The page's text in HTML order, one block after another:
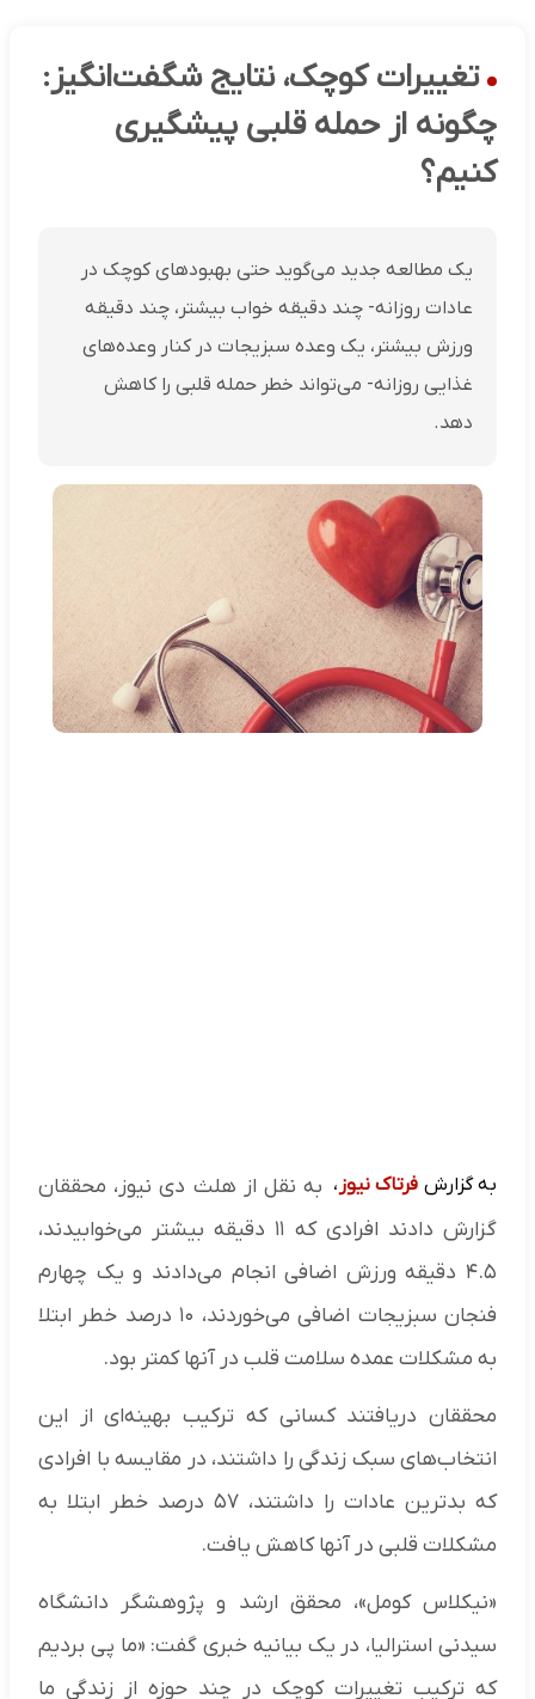
تغییرات کوچک، نتایج شگفت‌انگیز:
چگونه از حمله قلبی پیشگیری
کنیم؟
یک مطالعه جدید می‌گوید حتی بهبودهای کوچک در
عادات روزانه‌- چند دقیقه خواب بیشتر، چند دقیقه
ورزش بیشتر، یک وعده سبزیجات در کنار وعده‌های
غذایی روزانه- می‌تواند خطر حمله قلبی را کاهش
دهد.
به گزارش فرتاک نیوز ، به نقل از هلث دی نیوز، محققان
گزارش دادند افرادی که ۱۱ دقیقه بیشتر می‌خوابیدند،
۴.۵ دقیقه ورزش اضافی انجام می‌دادند و یک چهارم
فنجان سبزیجات اضافی می‌خوردند، ۱۰ درصد خطر ابتلا
به مشکلات عمده سلامت قلب در آنها کمتر بود.
محققان دریافتند کسانی که ترکیب بهینه‌ای از این
انتخاب‌های سبک زندگی را داشتند، در مقایسه با افرادی
که بدترین عادات را داشتند، ۵۷ درصد خطر ابتلا به
مشکلات قلبی در آنها کاهش یافت.
«نیکلاس کومل»، محقق ارشد و پژوهشگر دانشگاه
سیدنی استرالیا، در یک بیانیه خبری گفت: «ما پی بردیم
که ترکیب تغییرات کوچک در چند حوزه از زندگی ما